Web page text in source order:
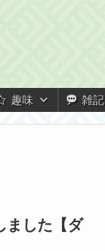
趣味 雑記
ました【ダ